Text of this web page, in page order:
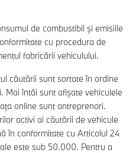
de combustibil şi emisiile
cu procedura de
fabricării vehiculului.
căutării sunt sortate în ordine
Mai întâi sunt afișate vehiculele
online sunt antreprenori.
activi ai căutării de vehicule
în conformitate cu Articolul 24
este sub 50.000. Pentru a